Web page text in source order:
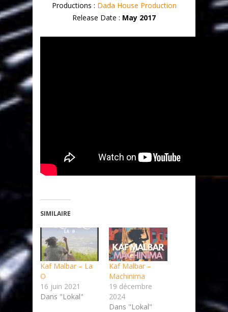
Productions : Dada House Production
Release Date : May 2017
SIMILAIRE
Kaf Malbar – La
O
16 juin 2021
Dans "Lokal"
Kaf Malbar –
Machinima
19 décembre
2024
Dans "Lokal"